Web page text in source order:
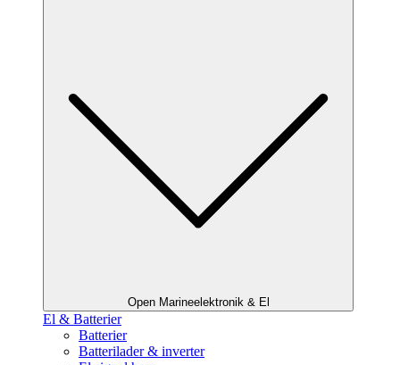
Open Marineelektronik & El
El & Batterier
Batterier
Batterilader & inverter